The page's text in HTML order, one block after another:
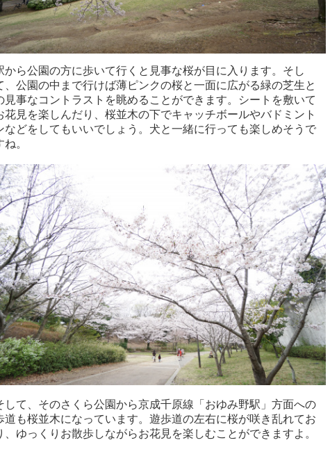
から公園の方に歩いて行くと見事な桜が目に入ります。そし
、公園の中まで行けば薄ピンクの桜と一面に広がる緑の芝生と
見事なコントラストを眺めることができます。シートを敷いて
花見を楽しんだり、桜並木の下でキャッチボールやバドミント
などをしてもいいでしょう。犬と一緒に行っても楽しめそうで
ね。
して、そのさくら公園から京成千原線「おゆみ野駅」方面への
道も桜並木になっています。遊歩道の左右に桜が咲き乱れてお
、ゆっくりお散歩しながらお花見を楽しむことができますよ。